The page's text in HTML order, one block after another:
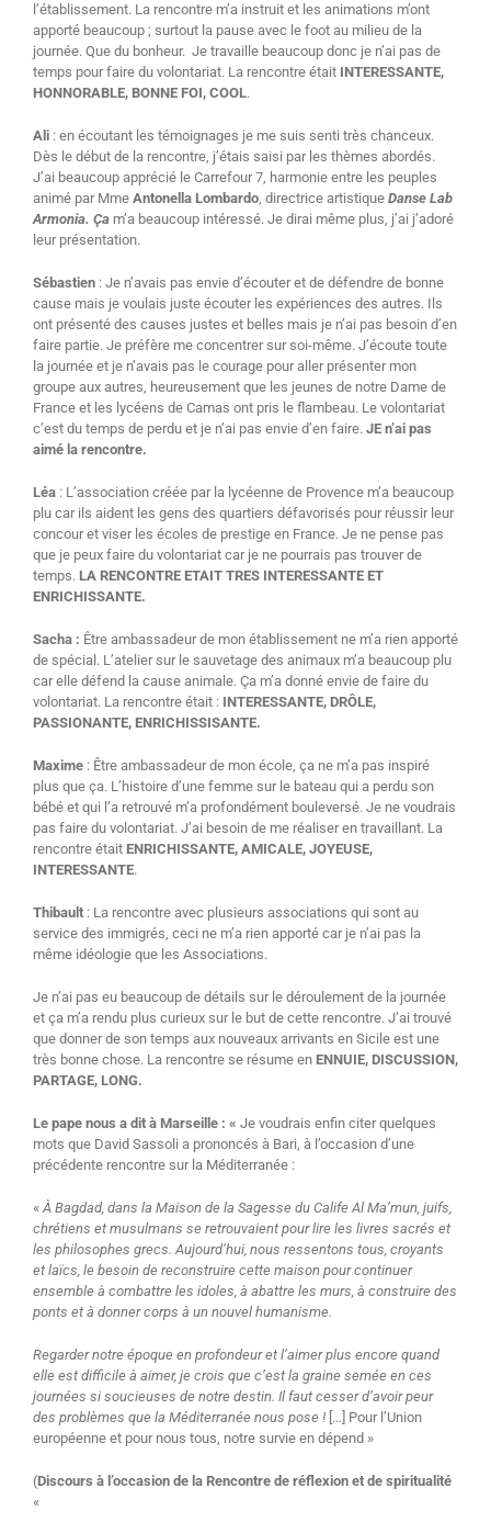
l’établissement. La rencontre m’a instruit et les animations m’ont
apporté beaucoup ; surtout la pause avec le foot au milieu de la
journée. Que du bonheur. Je travaille beaucoup donc je n’ai pas de
temps pour faire du volontariat. La rencontre était INTERESSANTE,
HONNORABLE, BONNE FOI, COOL.
Ali : en écoutant les témoignages je me suis senti très chanceux.
Dès le début de la rencontre, j’étais saisi par les thèmes abordés.
J’ai beaucoup apprécié le Carrefour 7, harmonie entre les peuples
animé par Mme Antonella Lombardo, directrice artistique Danse Lab
Armonia. Ça m’a beaucoup intéressé. Je dirai même plus, j’ai j’adoré
leur présentation.
Sébastien: Je n’avais pas envie d’écouter et de défendre de bonne
cause mais je voulais juste écouter les expériences des autres. Ils
ont présenté des causes justes et belles mais je n’ai pas besoin d’en
faire partie. Je préfère me concentrer sur soi-même. J’écoute toute
la journée et je n’avais pas le courage pour aller présenter mon
groupe aux autres, heureusement que les jeunes de notre Dame de
France et les lycéens de Camas ont pris le flambeau. Le volontariat
c’est du temps de perdu et je n’ai pas envie d’en faire. JE n’ai pas
aimé la rencontre.
Léa: L’association créée par la lycéenne de Provence m’a beaucoup
plu car ils aident les gens des quartiers défavorisés pour réussir leur
concour et viser les écoles de prestige en France. Je ne pense pas
que je peux faire du volontariat car je ne pourrais pas trouver de
temps. LA RENCONTRE ETAIT TRES INTERESSANTE ET
ENRICHISSANTE.
Sacha : Être ambassadeur de mon établissement ne m’a rien apporté
de spécial. L’atelier sur le sauvetage des animaux m’a beaucoup plu
car elle défend la cause animale. Ça m’a donné envie de faire du
volontariat. La rencontre était : INTERESSANTE, DRÔLE,
PASSIONANTE, ENRICHISSISANTE.
Maxime: Être ambassadeur de mon école, ça ne m’a pas inspiré
plus que ça. L’histoire d’une femme sur le bateau qui a perdu son
bébé et qui l’a retrouvé m’a profondément bouleversé. Je ne voudrais
pas faire du volontariat. J’ai besoin de me réaliser en travaillant. La
rencontre était ENRICHISSANTE, AMICALE, JOYEUSE,
INTERESSANTE.
Thibault : La rencontre avec plusieurs associations qui sont au
service des immigrés, ceci ne m’a rien apporté car je n’ai pas la
même idéologie que les Associations.
Je n’ai pas eu beaucoup de détails sur le déroulement de la journée
et ça m’a rendu plus curieux sur le but de cette rencontre. J’ai trouvé
que donner de son temps aux nouveaux arrivants en Sicile est une
très bonne chose. La rencontre se résume en ENNUIE, DISCUSSION,
PARTAGE, LONG.
Le pape nous a dit à Marseille : « Je voudrais enfin citer quelques
mots que David Sassoli a prononcés à Bari, à l’occasion d’une
précédente rencontre sur la Méditerranée :
«À Bagdad, dans la Maison de la Sagesse du Calife Al Ma’mun, juifs,
chrétiens et musulmans se retrouvaient pour lire les livres sacrés et
les philosophes grecs. Aujourd’hui, nous ressentons tous, croyants
et laïcs, le besoin de reconstruire cette maison pour continuer
ensemble à combattre les idoles, à abattre les murs, à construire des
ponts et à donner corps à un nouvel humanisme.
Regarder notre époque en profondeur et l’aimer plus encore quand
elle est difficile à aimer, je crois que c’est la graine semée en ces
journées si soucieuses de notre destin. Il faut cesser d’avoir peur
des problèmes que la Méditerranée nous pose ![…] Pour l’Union
européenne et pour nous tous, notre survie en dépend »
(Discours à l’occasion de la Rencontre de réflexion et de spiritualité
«